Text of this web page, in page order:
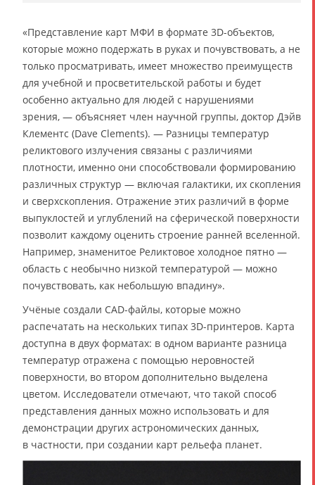
«Представление карт МФИ в формате 3D-объектов,
которые можно подержать в руках и почувствовать, а не
только просматривать, имеет множество преимуществ
для учебной и просветительской работы и будет
особенно актуально для людей с нарушениями
зрения, — объясняет член научной группы, доктор Дэйв
Клементс (Dave Clements). — Разницы температур
реликтового излучения связаны с различиями
плотности, именно они способствовали формированию
различных структур — включая галактики, их скопления
и сверхскопления. Отражение этих различий в форме
выпуклостей и углублений на сферической поверхности
позволит каждому оценить строение ранней вселенной.
Например, знаменитое Реликтовое холодное пятно —
область с необычно низкой температурой — можно
почувствовать, как небольшую впадину».
Учёные создали CAD-файлы, которые можно
распечатать на нескольких типах 3D-принтеров. Карта
доступна в двух форматах: в одном варианте разница
температур отражена с помощью неровностей
поверхности, во втором дополнительно выделена
цветом. Исследователи отмечают, что такой способ
представления данных можно использовать и для
демонстрации других астрономических данных,
в частности, при создании карт рельефа планет.